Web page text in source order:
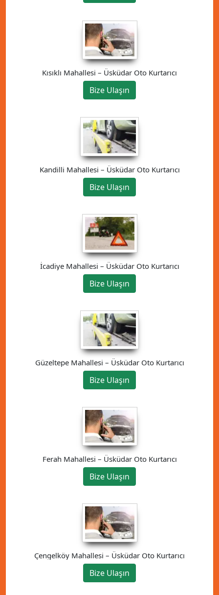
Kısıklı Mahallesi – Üsküdar Oto Kurtarıcı
Bize Ulaşın
Kandilli Mahallesi – Üsküdar Oto Kurtarıcı
Bize Ulaşın
İcadiye Mahallesi – Üsküdar Oto Kurtarıcı
Bize Ulaşın
Güzeltepe Mahallesi – Üsküdar Oto Kurtarıcı
Bize Ulaşın
Ferah Mahallesi – Üsküdar Oto Kurtarıcı
Bize Ulaşın
Çengelköy Mahallesi – Üsküdar Oto Kurtarıcı
Bize Ulaşın